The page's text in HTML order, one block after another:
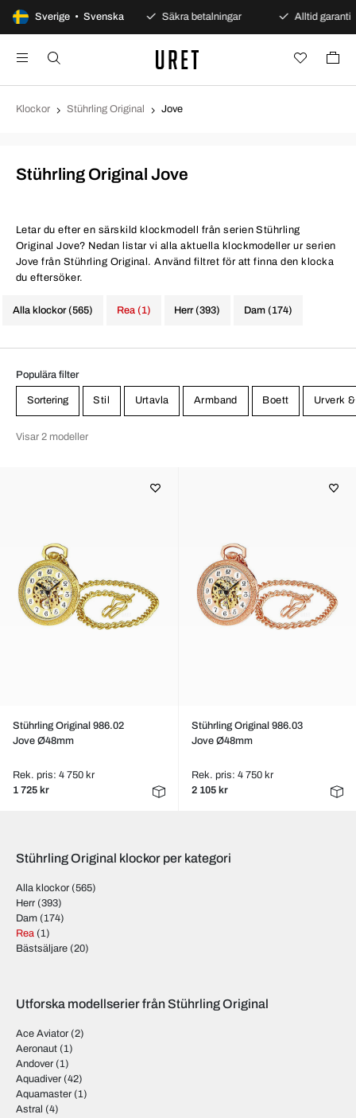
Sverige • Svenska
dagars öppet köp Säkra betalningar Alltid garanti
Klockor Stührling Original Jove
Stührling Original Jove
Letar du efter en särskild klockmodell från serien Stührling
Original Jove? Nedan listar vi alla aktuella klockmodeller ur serien
Jove från Stührling Original. Använd filtret för att finna den klocka
du eftersöker.
Alla klockor (565) Herr (393) Dam (174)
Rea (1)
Populära filter
Sortering Stil Urtavla Armband Boett Urverk
Visar 2 modeller
Stührling Original 986.02
Jove Ø48mm
Rek. pris: 4 750 kr
1 725 kr
Stührling Original 986.03
Jove Ø48mm
Rek. pris: 4 750 kr
2 105 kr
Stührling Original klockor per kategori
Alla klockor (565)
Herr (393)
Dam (174)
Rea (1)
Bästsäljare (20)
Utforska modellserier från Stührling Original
Ace Aviator (2)
Aeronaut (1)
Andover (1)
Aquadiver (42)
Aquamaster (1)
Astral (4)